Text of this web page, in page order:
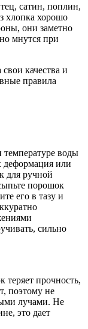
сатин, поплин,
хлопка хорошо
они заметно
мнутся при
качества и
правила
воды
деформация или
для ручной
порошок
его в тазу и
сильно
теряет прочность,
поэтому не
лучами. Не
это дает